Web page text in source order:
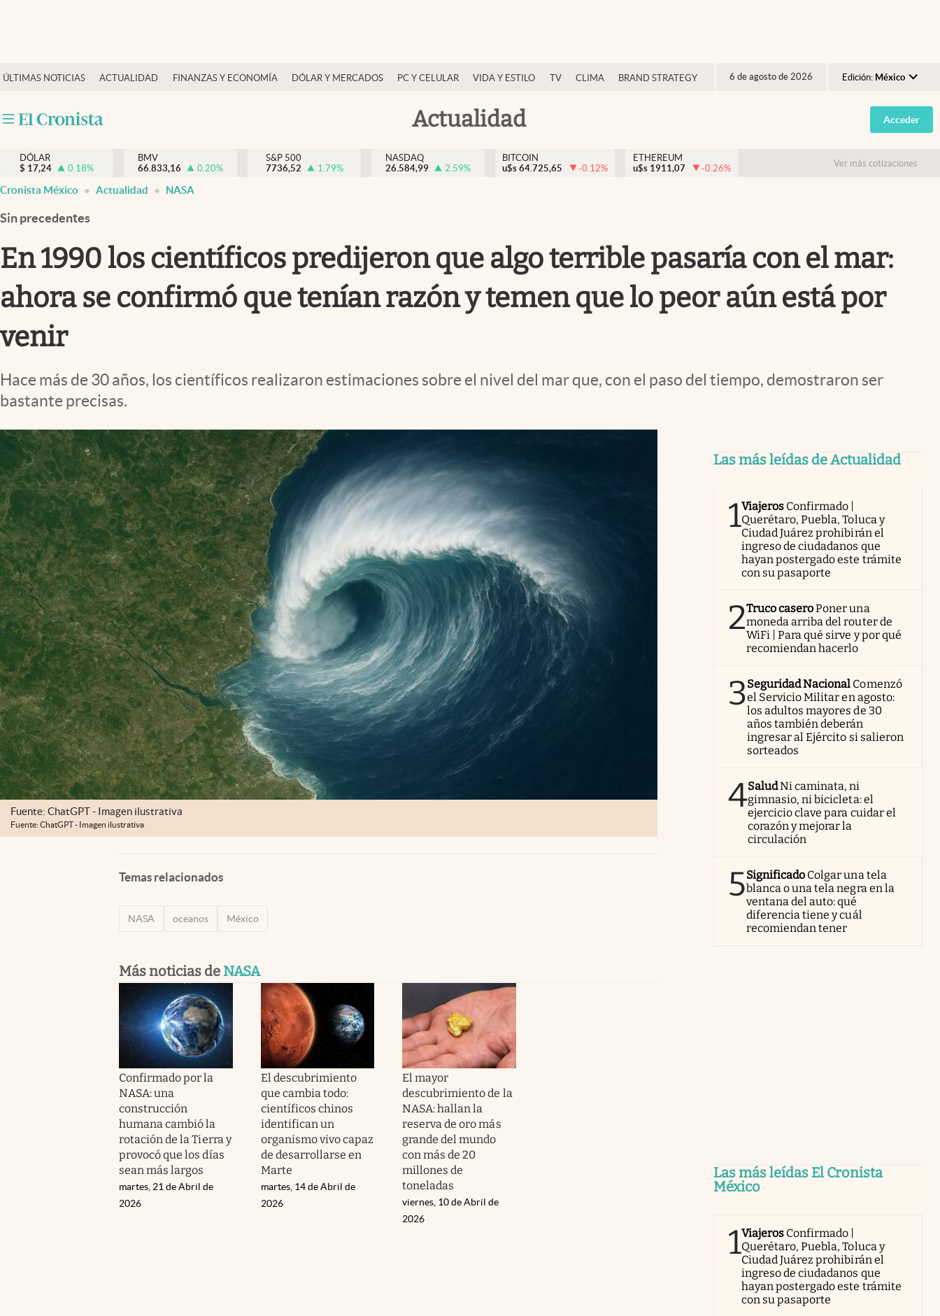
ÚLTIMAS NOTICIAS ACTUALIDAD FINANZAS Y ECONOMÍA DÓLAR Y MERCADOS PC Y CELULAR VIDA Y ESTILO TV CLIMA BRAND STRATEGY 6 de agosto de 2026 Edición: México
Argentina
España
USA
Actualidad
Actualidad
Internacionales
Opinión
Brand Strategy
Vida y estilo
Tv
Espiritualidad
Mediakit
abre en nueva pestaña
Acceder
DÓLAR
$ 17,24 0.18%
BMV
66.833,16
0.20%
S&P 500
7736,52
1.79%
NASDAQ
26.584,99
2.59%
BITCOIN
u$s 64.725,65 -0.12%
ETHEREUM
u$s 1911,07 -0.26% Ver más cotizaciones
Cronista México Actualidad NASA
Sin precedentes
En 1990 los científicos predijeron que algo terrible pasaría con el mar:
ahora se confirmó que tenían razón y temen que lo peor aún está por
venir
Hace más de 30 años, los científicos realizaron estimaciones sobre el nivel del mar que, con el paso del tiempo, demostraron ser
bastante precisas.
Fuente: ChatGPT - Imagen ilustrativa
Fuente: ChatGPT - Imagen ilustrativa
Temas relacionados
NASA oceanos México
Más noticias de NASA
Confirmado por la
NASA: una
construcción
humana cambió la
rotación de la Tierra y
provocó que los días
sean más largos
martes, 21 de Abril de
2026
El descubrimiento
que cambia todo:
científicos chinos
identifican un
organismo vivo capaz
de desarrollarse en
Marte
martes, 14 de Abril de
2026
El mayor
descubrimiento de la
NASA: hallan la
reserva de oro más
grande del mundo
con más de 20
millones de
toneladas
viernes, 10 de Abril de
2026
Las más leídas de Actualidad
1Viajeros Confirmado |
Querétaro, Puebla, Toluca y
Ciudad Juárez prohibirán el
ingreso de ciudadanos que
hayan postergado este trámite
con su pasaporte
2Truco caseroPoner una
moneda arriba del router de
WiFi | Para qué sirve y por qué
recomiendan hacerlo
3Seguridad Nacional Comenzó
el Servicio Militar en agosto:
los adultos mayores de 30
años también deberán
ingresar al Ejército si salieron
sorteados
4SaludNi caminata, ni
gimnasio, ni bicicleta: el
ejercicio clave para cuidar el
corazón y mejorar la
circulación
5Significado Colgar una tela
blanca o una tela negra en la
ventana del auto: qué
diferencia tiene y cuál
recomiendan tener
Las más leídas El Cronista
México
1Viajeros Confirmado |
Querétaro, Puebla, Toluca y
Ciudad Juárez prohibirán el
ingreso de ciudadanos que
hayan postergado este trámite
con su pasaporte